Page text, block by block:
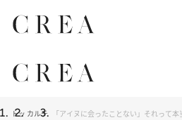
トッ カルチ
「アイヌに会ったことない」それって